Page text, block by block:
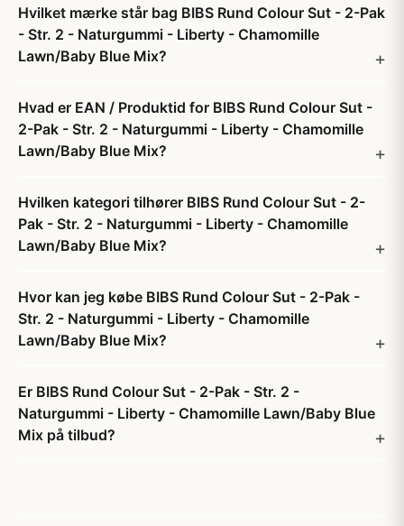
Hvilket mærke står bag BIBS Rund Colour Sut - 2-Pak
- Str. 2 - Naturgummi - Liberty - Chamomille
Lawn/Baby Blue Mix?
Hvad er EAN / Produktid for BIBS Rund Colour Sut -
2-Pak - Str. 2 - Naturgummi - Liberty - Chamomille
Lawn/Baby Blue Mix?
Hvilken kategori tilhører BIBS Rund Colour Sut - 2-
Pak - Str. 2 - Naturgummi - Liberty - Chamomille
Lawn/Baby Blue Mix?
Hvor kan jeg købe BIBS Rund Colour Sut - 2-Pak -
Str. 2 - Naturgummi - Liberty - Chamomille
Lawn/Baby Blue Mix?
Er BIBS Rund Colour Sut - 2-Pak - Str. 2 -
Naturgummi - Liberty - Chamomille Lawn/Baby Blue
Mix på tilbud?